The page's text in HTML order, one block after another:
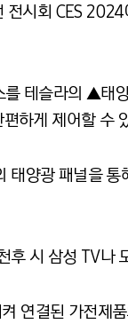
시회 CES
를 테슬라의 ▲
하게 제어할 수
양광 패널을
시 삼성 TV나
연결된 가전제